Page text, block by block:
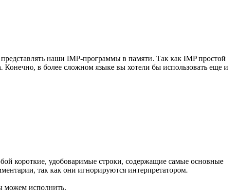
наши IMP-программы в памяти. Так как IMP простой
Конечно, в более сложном языке вы хотели бы использовать еще и
короткие, удобоваримые строки, содержащие самые основные
так как они игнорируются интерпретатором.
можем исполнить.